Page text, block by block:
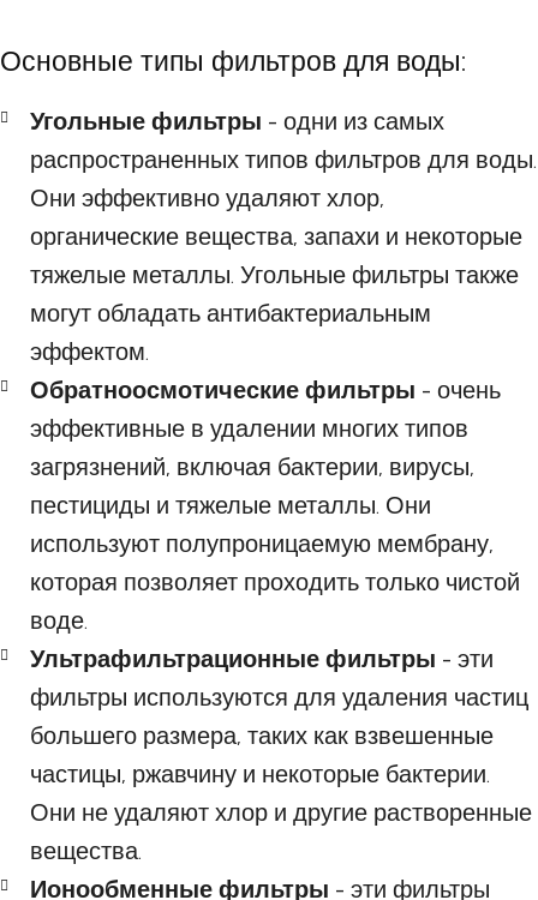
Основные типы фильтров для воды:
Угольные фильтры - одни из самых
распространенных типов фильтров для воды.
Они эффективно удаляют хлор,
органические вещества, запахи и некоторые
тяжелые металлы. Угольные фильтры также
могут обладать антибактериальным
эффектом.
Обратноосмотические фильтры - очень
эффективные в удалении многих типов
загрязнений, включая бактерии, вирусы,
пестициды и тяжелые металлы. Они
используют полупроницаемую мембрану,
которая позволяет проходить только чистой
воде.
Ультрафильтрационные фильтры - эти
фильтры используются для удаления частиц
большего размера, таких как взвешенные
частицы, ржавчину и некоторые бактерии.
Они не удаляют хлор и другие растворенные
вещества.
Ионообменные фильтры - эти фильтры